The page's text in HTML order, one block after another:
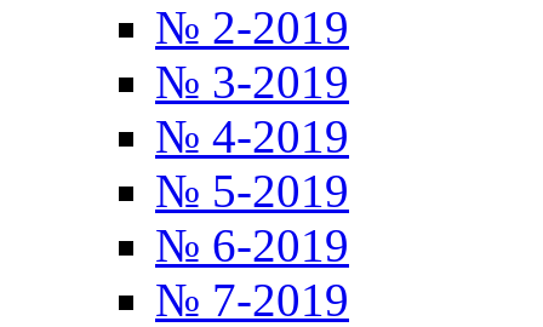
№ 2-2019
№ 3-2019
№ 4-2019
№ 5-2019
№ 6-2019
№ 7-2019